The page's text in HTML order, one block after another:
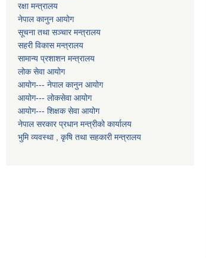
रक्षा मन्त्रालय
नेपाल कानुन आयोग
सूचना तथा सञ्चार मन्त्रालय
सहरी विकास मन्त्रालय
सामान्य प्रशाशन मन्त्रालय
लोक सेवा आयोग
आयोग--- नेपाल कानुन आयोग
आयोग--- लोकसेवा आयोग
आयोग--- शिक्षक सेवा आयोग
नेपाल सरकार प्रधान मन्त्रीको कार्यालय
भुमि व्यवस्था , कृषि तथा सहकारी मन्त्रालय